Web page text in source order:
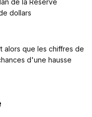
de la Réserve
dollars
alors que les chiffres de
d'une hausse